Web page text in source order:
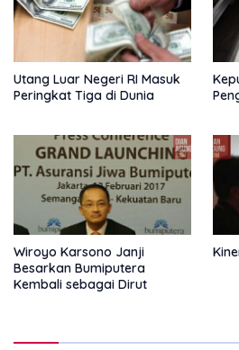
Utang Luar Negeri RI Masuk
Peringkat Tiga di Dunia
Wiroyo Karsono Janji
Besarkan Bumiputera
Kembali sebagai Dirut